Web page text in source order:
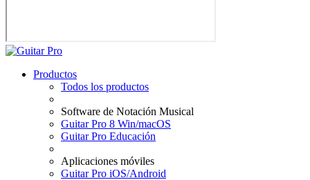
Productos
Todos los productos
Software de Notación Musical
Guitar Pro 8 Win/macOS
Guitar Pro Educación
Aplicaciones móviles
Guitar Pro iOS/Android